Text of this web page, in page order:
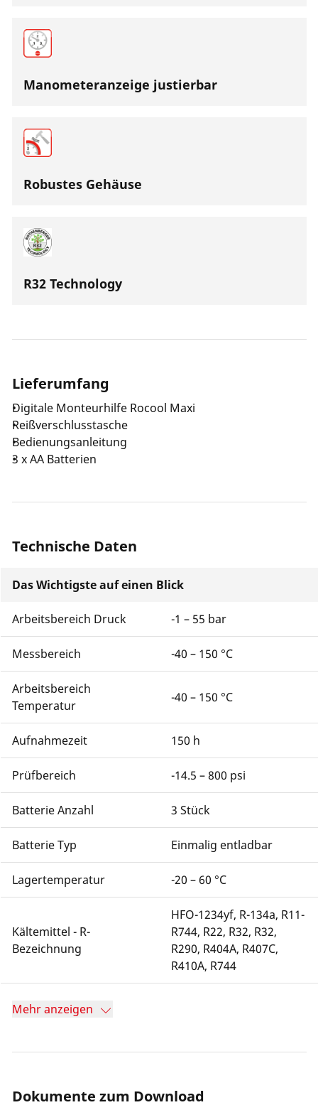
Manometeranzeige justierbar
Robustes Gehäuse
R32 Technology
Lieferumfang
Digitale Monteurhilfe Rocool Maxi
Reißverschlusstasche
Bedienungsanleitung
3 x AA Batterien
Technische Daten
Das Wichtigste auf einen Blick
Arbeitsbereich Druck -1 – 55 bar
Messbereich -40 – 150 °C
Arbeitsbereich
Temperatur
-40 – 150 °C
Aufnahmezeit 150 h
Prüfbereich -14.5 – 800 psi
Batterie Anzahl 3 Stück
Batterie Typ Einmalig entladbar
Lagertemperatur -20 – 60 °C
Kältemittel - R-
Bezeichnung
HFO-1234yf, R-134a, R11-
R744, R22, R32, R32,
R290, R404A, R407C,
R410A, R744
Mehr anzeigen
Dokumente zum Download